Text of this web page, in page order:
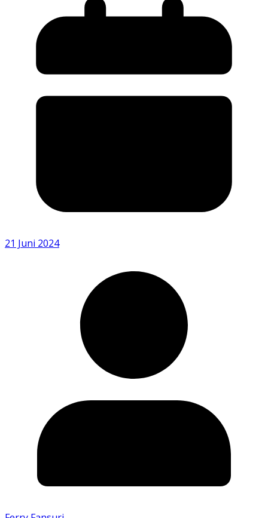
21 Juni 2024